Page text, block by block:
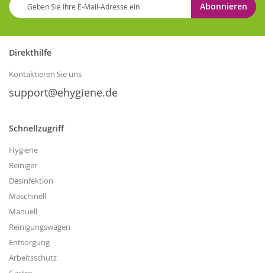
Sie
sich
Newsletter
Abonnieren
Direkthilfe
Kontaktieren Sie uns
support@ehygiene.de
Schnellzugriff
Hygiene
Reiniger
Desinfektion
Maschinell
Manuell
Reinigungswagen
Entsorgung
Arbeitsschutz